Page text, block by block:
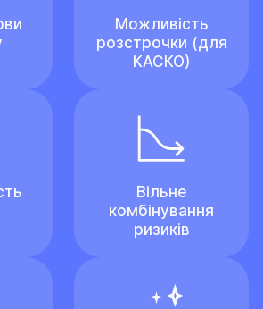
Можливість
розстрочки (для
КАСКО)
Вільне
комбінування
ризиків